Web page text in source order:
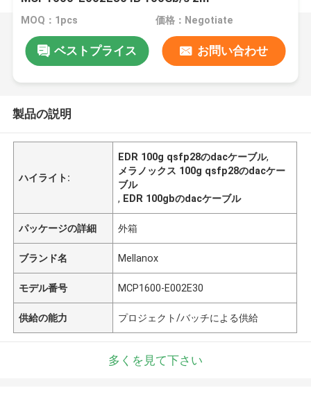
MOQ：1pcs 価格：Negotiate
ベストプライス お問い合わせ
製品の説明
ハイライト:
EDR 100g qsfp28のdacケーブル,
メラノックス 100g qsfp28のdacケー
ブル
, EDR 100gbのdacケーブル
パッケージの詳細 外箱
ブランド名 Mellanox
モデル番号 MCP1600-E002E30
供給の能力 プロジェクト/バッチによる供給
多くを見て下さい